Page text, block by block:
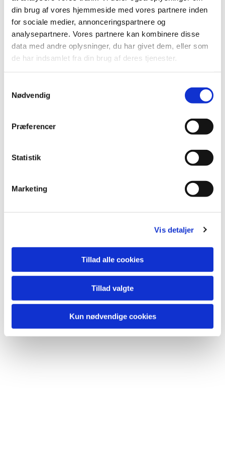
din brug af vores hjemmeside med vores partnere inden
for sociale medier, annonceringspartnere og
analysepartnere. Vores partnere kan kombinere disse
data med andre oplysninger, du har givet dem, eller som
de har indsamlet fra din brug af deres tjenester.
Nødvendig
Præferencer
Statistik
Marketing
Vis detaljer
Tillad alle cookies
Tillad valgte
Kun nødvendige cookies
Du vil måske også kunne lide...